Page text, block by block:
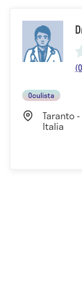
Oculista
Taranto
Italia